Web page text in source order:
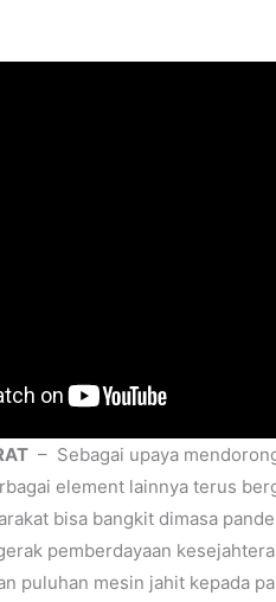
– Sebagai upaya
element lainnya terus
bisa bangkit dimasa
pemberdayaan
puluhan mesin jahit kepada